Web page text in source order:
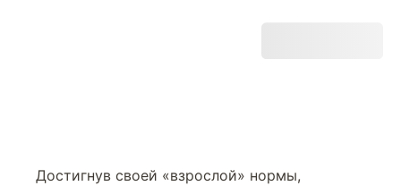
Достигнув своей «взрослой» нормы,